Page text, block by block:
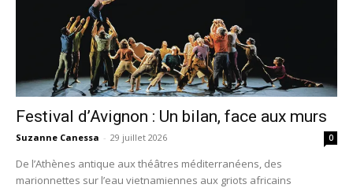
Festival d’Avignon : Un bilan, face aux murs
Suzanne Canessa - 29 juillet 2026 0
De l’Athènes antique aux théâtres méditerranéens, des
marionnettes sur l’eau vietnamiennes aux griots africains